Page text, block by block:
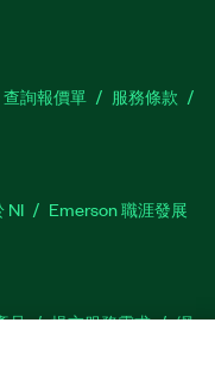
查詢報價單
服務條款
NI
Emerson 職涯發展
品 提交服務需求
網